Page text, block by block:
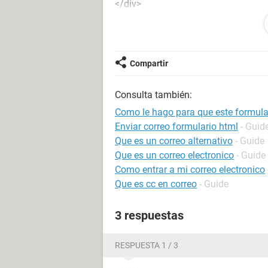
</div>
<label for="email" class="sr-
</div>
<div class="form-group ">
<input id="phone" class="form-
</div>
<div class="form-group ">
<label for="message" class="sr-
<textarea name="" id="message"
placeholder="Mensaje"></textarea>
</div>
<div class="form-group ">
</div>
Compartir
Consulta también:
Como le hago para que este
Enviar correo formulario html -
Que es un correo alternativo - Guide
Que es un correo electronico - Guide
Como entrar a mi correo electronico
Que es cc en correo - Guide
3 respuestas
RESPUESTA 1 / 3